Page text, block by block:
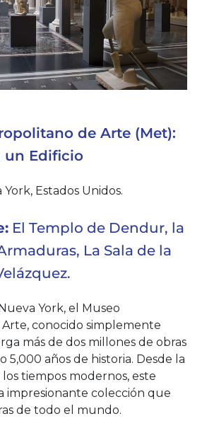
de Arte (Met):
un Edificio
Estados Unidos.
El Templo de Dendur, la
La Sala de la
York, el Museo
conocido simplemente
más de dos millones de obras
5,000 años de historia. Desde la
tiempos modernos, este
impresionante colección que
de todo el mundo.